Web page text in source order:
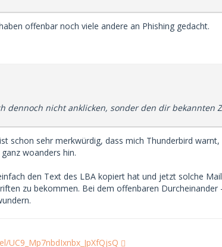
offenbar noch viele andere an Phishing gedacht.
dennoch nicht anklicken, sonder den dir bekannten
schon sehr merkwürdig, dass mich Thunderbird
woanders hin.
den Text des LBA kopiert hat und jetzt solche
zu bekommen. Bei dem offenbaren